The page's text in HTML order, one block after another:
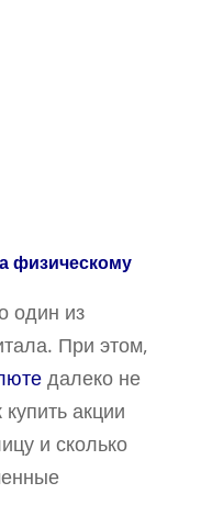
физическому
один из
При этом,
далеко не
акции
и сколько